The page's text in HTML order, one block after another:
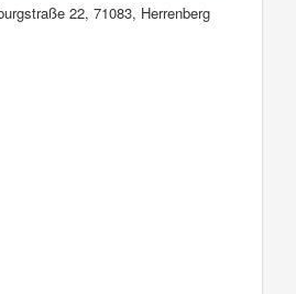
22, 71083, Herrenberg